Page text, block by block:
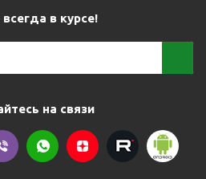
в курсе!
на связи